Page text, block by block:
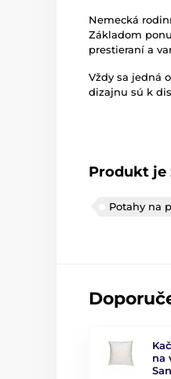
Nemecká
Základom
prestieraní a
Vždy sa jedná
dizajnu sú k
Produkt je
Potahy na
na